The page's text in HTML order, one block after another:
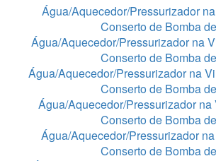
Água/Aquecedor/Pressurizador
Conserto de Bomba de
Água/Aquecedor/Pressurizador na
Conserto de Bomba de
Água/Aquecedor/Pressurizador na
Conserto de Bomba de
Água/Aquecedor/Pressurizador na
Conserto de Bomba de
Água/Aquecedor/Pressurizador
Conserto de Bomba de